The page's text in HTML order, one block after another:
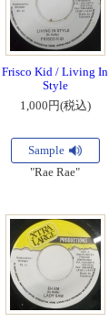
Frisco Kid / Living In
Style
1,000円(税込)
Sample
"Rae Rae"